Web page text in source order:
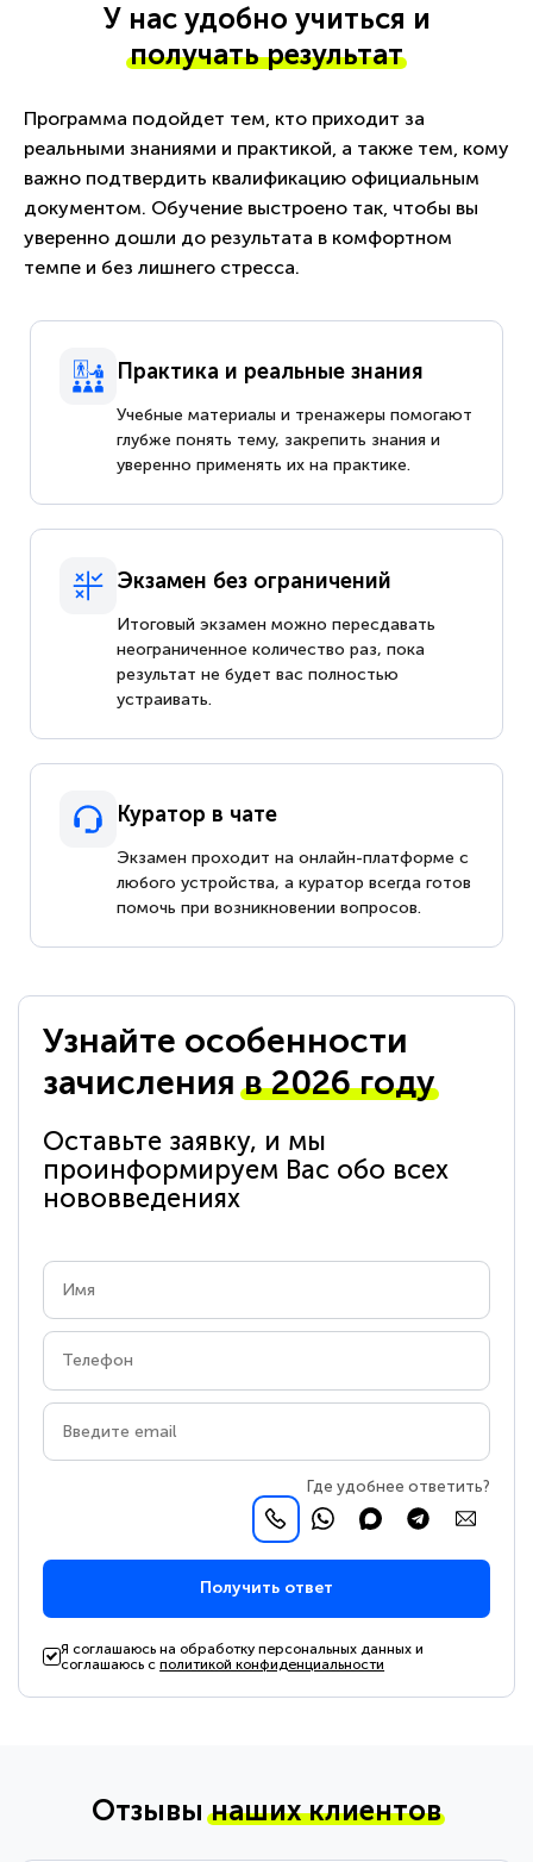
У нас удобно учиться и
получать результат
Программа подойдет тем, кто приходит за
реальными знаниями и практикой, а также тем, кому
важно подтвердить квалификацию официальным
документом. Обучение выстроено так, чтобы вы
уверенно дошли до результата в комфортном
темпе и без лишнего стресса.
Практика и реальные знания
Учебные материалы и тренажеры помогают
глубже понять тему, закрепить знания и
уверенно применять их на практике.
Экзамен без ограничений
Итоговый экзамен можно пересдавать
неограниченное количество раз, пока
результат не будет вас полностью
устраивать.
Куратор в чате
Экзамен проходит на онлайн-платформе с
любого устройства, а куратор всегда готов
помочь при возникновении вопросов.
Узнайте особенности
зачисленияв 2026 году
Оставьте заявку, и мы
проинформируем Вас обо всех
нововведениях
Где удобнее ответить?
Получить ответ
Я соглашаюсь на обработку персональных данных и
соглашаюсь сполитикой конфиденциальности
Отзывынаших клиентов